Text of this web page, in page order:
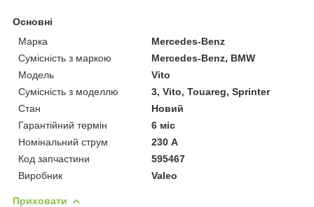
Основні
Марка
Mercedes-Benz
Сумісність з маркою
Mercedes-Benz, BMW
Модель
Vito
Сумісність з моделлю
3, Vito, Touareg, Sprinter
Стан
Новий
Гарантійний термін
6 міс
Номінальний струм
230 А
Код запчастини
595467
Виробник
Valeo
Приховати